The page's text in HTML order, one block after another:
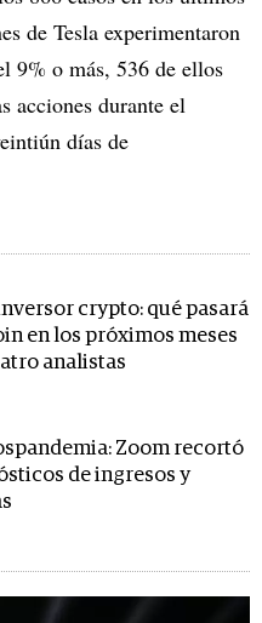
de Tesla experimentaron
9% o más, 536 de ellos
acciones durante el
días de
crypto: qué pasará
en los próximos meses
analistas
Zoom recortó
de ingresos y